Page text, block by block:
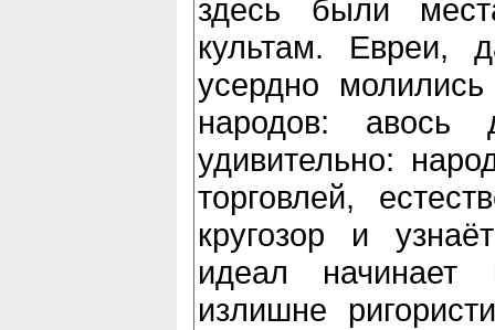
здесь были
культам. Евреи,
усердно
народов:
удивительно:
торговлей,
кругозор и
идеал начинает
излишне